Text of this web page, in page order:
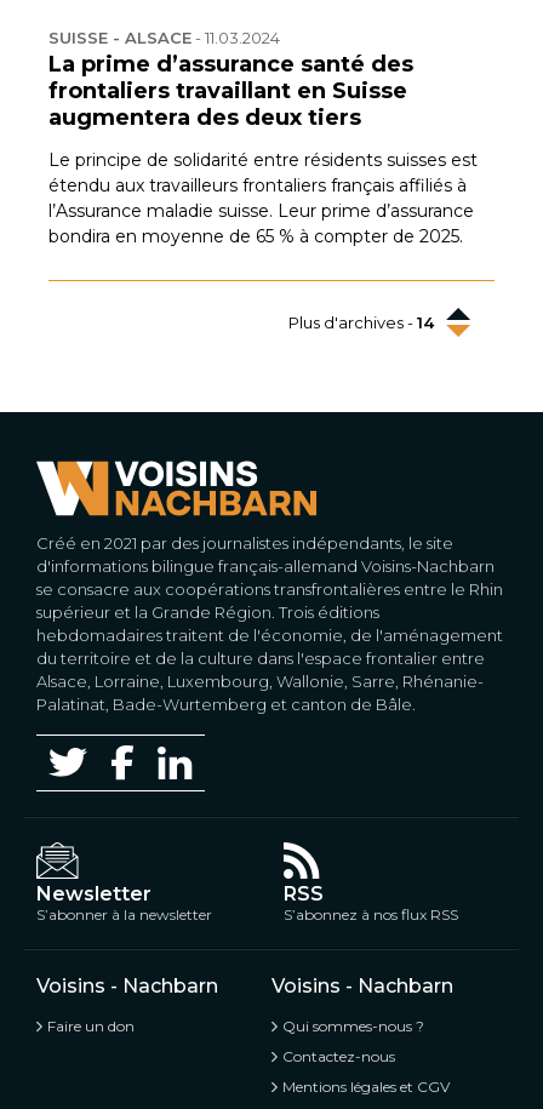
SUISSE - ALSACE-11.03.2024
La prime d’assurance santé des
frontaliers travaillant en Suisse
augmentera des deux tiers
Le principe de solidarité entre résidents suisses est
étendu aux travailleurs frontaliers français affiliés à
l’Assurance maladie suisse. Leur prime d’assurance
bondira en moyenne de 65 % à compter de 2025.
Plus d'archives -14
Créé en 2021 par des journalistes indépendants, le site
d'informations bilingue français-allemand Voisins-Nachbarn
se consacre aux coopérations transfrontalières entre le Rhin
supérieur et la Grande Région. Trois éditions
hebdomadaires traitent de l'économie, de l'aménagement
du territoire et de la culture dans l'espace frontalier entre
Alsace, Lorraine, Luxembourg, Wallonie, Sarre, Rhénanie-
Palatinat, Bade-Wurtemberg et canton de Bâle.
Newsletter
S’abonner à la newsletter
RSS
S’abonnez à nos flux RSS
Voisins - Nachbarn
Faire un don
Voisins - Nachbarn
Qui sommes-nous ?
Contactez-nous
Mentions légales et CGV